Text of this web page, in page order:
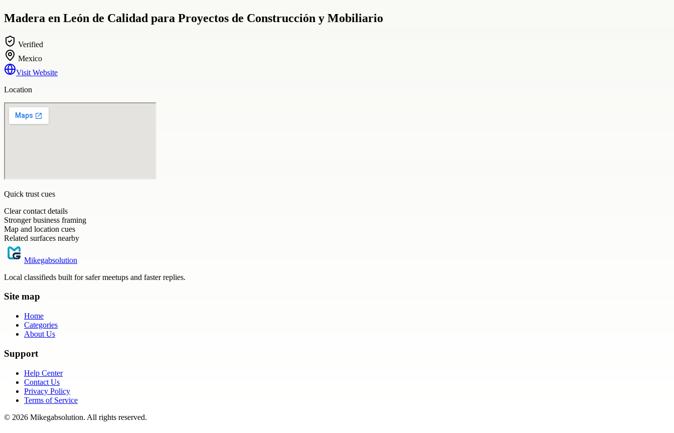
Madera en León de Calidad para Proyectos de Construcción y Mobiliario
Verified
Mexico
Visit Website
Location
Quick trust cues
Clear contact details
Stronger business framing
Map and location cues
Related surfaces nearby
Mikegabsolution
Local classifieds built for safer meetups and faster replies.
Site map
Home
Categories
About Us
Support
Help Center
Contact Us
Privacy Policy
Terms of Service
© 2026 Mikegabsolution. All rights reserved.